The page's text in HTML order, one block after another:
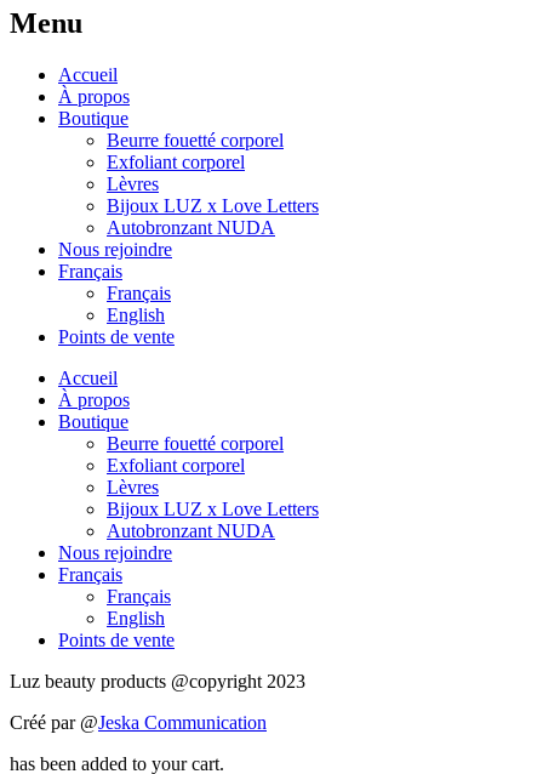
Menu
Accueil
À propos
Boutique
Beurre fouetté corporel
Exfoliant corporel
Lèvres
Bijoux LUZ x Love Letters
Autobronzant NUDA
Nous rejoindre
Français
Français
English
Points de vente
Accueil
À propos
Boutique
Beurre fouetté corporel
Exfoliant corporel
Lèvres
Bijoux LUZ x Love Letters
Autobronzant NUDA
Nous rejoindre
Français
Français
English
Points de vente
Luz beauty products @copyright 2023
Créé par @Jeska Communication
has been added to your cart.